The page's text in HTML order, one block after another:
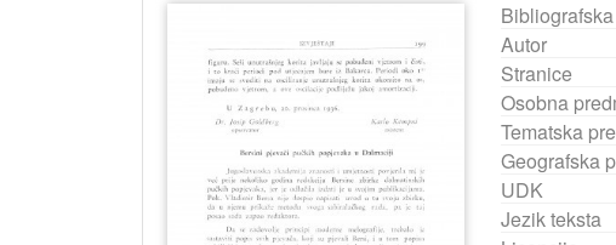
Autor
Stranice
Osobna
Tematska
Geografska
UDK
Jezik teksta